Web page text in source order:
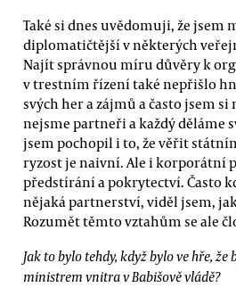
Také si dnes uvědomuji, že jsem
diplomatičtější v některých
Najít správnou míru důvěry k
v trestním řízení také nepřišlo
svých her a zájmů a často jsem
nejsme partneři a každý děláme
jsem pochopil i to, že věřit
ryzost je naivní. Ale i korporátní
předstírání a pokrytectví. Často
nějaká partnerství, viděl jsem,
Rozumět těmto vztahům se ale
Jak to bylo tehdy, když bylo ve hře, že
ministrem vnitra v Babišově vládě?